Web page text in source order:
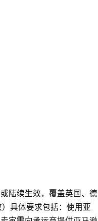
陆续生效，覆盖英国、德
具体要求包括：使用亚